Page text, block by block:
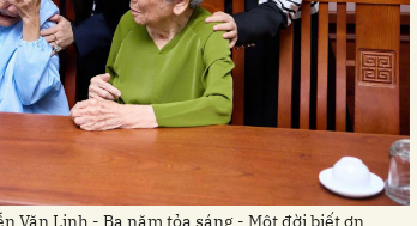
Văn Linh - Ba năm tỏa sáng - Một đời biết ơn